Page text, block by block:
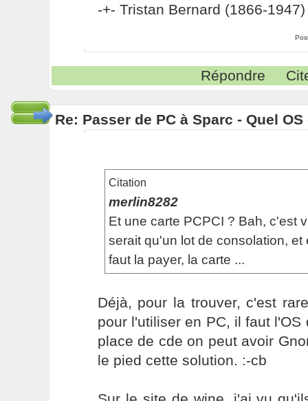
-+- Tristan Bernard (1866-1947)
Répondre
Re: Passer de PC à Sparc - Quel
Citation
merlin8282
Et une carte PCPCI ? Bah, c'est
serait qu'un lot de consolation, et
faut la payer, la carte ...
Déjà, pour la trouver, c'est
pour l'utiliser en PC, il faut
place de cde on peut avoir
le pied cette solution. :-cb